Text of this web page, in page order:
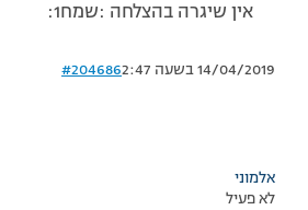
אין שיגרה בהצלחה :שמח1:
14/04/2019 בשעה 2:47 #204686
אלמוני
לא פעיל